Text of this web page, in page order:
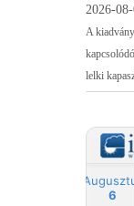
2026-
A
lelki